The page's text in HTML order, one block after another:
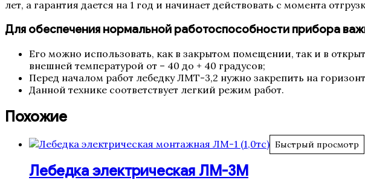
лет, а гарантия дается на 1 год и начинает действовать с момента
Для обеспечения нормальной работоспособности прибора
Его можно использовать, как в закрытом помещении, так и в
внешней температурой от – 40 до + 40 градусов;
Перед началом работ лебедку ЛМТ-3,2 нужно закрепить на
Данной технике соответствует легкий режим работ.
Похожие
Быстрый просмотр
Лебедка электрическая ЛМ-3М